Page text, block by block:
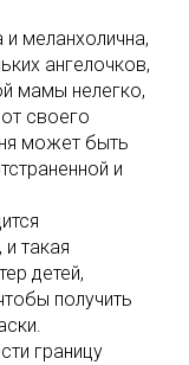
меланхолична,
ангелочков,
мамы нелегко,
своего
может быть
и
такая
детей,
получить
границу